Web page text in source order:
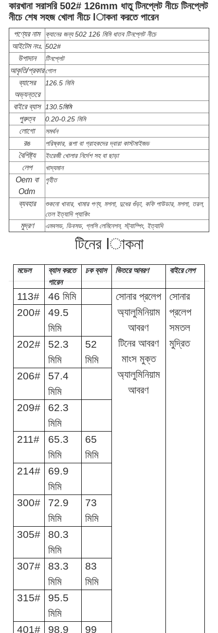
কারখানা সরাসরি 502# 126mm ধাতু টিনপ্লেট নীচে টিনপ্লেট
নীচে শেষ সহজ খোলা নীচে lাকনা করতে পারেন
পণ্যের নাম ক্যানের জন্য 502 126 মিমি ধাতব টিনপ্লেট নীচে
আইটেম নংঃ. 502#
উপাদান টিনপ্লেট
আকৃতি/প্রকারগোল
ব্যাসের
অভ্যন্তরে
126.5 মিমি
বাইরে ব্যাস 130.5মিমি
পুরুত্ব 0.20-0.25 মিমি
লোগো সমর্থন
রঙ পরিষ্কার, রূপা বা গ্রাহকদের দ্বারা কাস্টমাইজড
বৈশিষ্ট্য ইংরেজী খোলার নির্দেশ সহ বা ছাড়া
লেপ খাদ্যমান
Oem বা
Odm
গৃহীত
ব্যবহার
শুকনো খাবার, খামার পণ্য, মশলা, দুধের গুঁড়া, কফি পাউডার, মশলা, তরল,
তেল ইত্যাদি প্যাকিং
মুদ্রণ এমবসড, ডিবসড, গ্লসি লেমিনেশন, স্ট্যাম্পিং, ইত্যাদি
টিনের lাকনা
মডেল
ব্যাস করতে
পারেন
চক ব্যাস ভিতরে আবরণ বাইরে লেপ
113# 46 মিমি
সোনার প্রলেপ
অ্যালুমিনিয়াম
আবরণ
টিনের আবরণ
মাংস মুক্ত
অ্যালুমিনিয়াম
আবরণ
সোনার
প্রলেপ
সমতল
মুদ্রিত
200#
49.5
মিমি
202#
52.3
মিমি
52
মিমি
206#
57.4
মিমি
209#
62.3
মিমি
211#
65.3
মিমি
65
মিমি
214#
69.9
মিমি
300#
72.9
মিমি
73
মিমি
305#
80.3
মিমি
307#
83.3
মিমি
83
মিমি
315#
95.5
মিমি
401#
98.9
99